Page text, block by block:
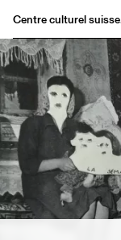
Centre culturel
Agenda
Bookshop
Buvette
Archives
Medias
Publications
About